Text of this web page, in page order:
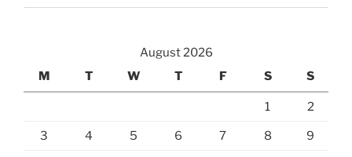
August 2026
M
T W T F S S
1 2
3 4 5 6 7 8 9